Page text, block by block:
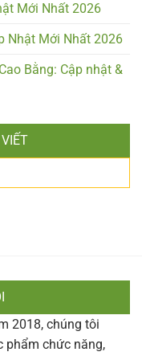
Mới Nhất 2026
Nhật Mới Nhất 2026
Bằng: Cập nhật &
2018, chúng tôi
phẩm chức năng,